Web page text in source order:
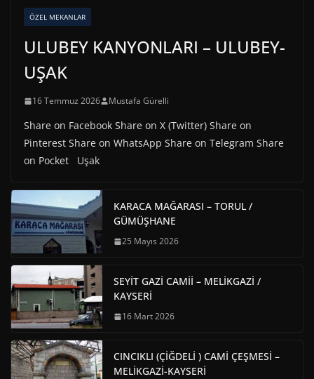
ÖZEL MEKANLAR
ULUBEY KANYONLARI – ULUBEY-
UŞAK
16 Temmuz 2026 Mustafa Gürelli
Share on Facebook Share on X (Twitter) Share on
Pinterest Share on WhatsApp Share on Telegram Share
on Pocket Uşak
KARACA MAĞARASI – TORUL /
GÜMÜŞHANE
25 Mayıs 2026
SEYİT GAZİ CAMİİ – MELİKGAZİ /
KAYSERİ
16 Mart 2026
CINCIKLI (ÇİĞDELİ ) CAMİ ÇEŞMESİ –
MELİKGAZİ-KAYSERİ